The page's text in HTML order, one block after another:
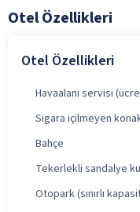
Otel Özellikleri
Otel Özellikleri
Havaalanı servisi
Sigara içilmeyen
Bahçe
Tekerlekli sandalye
Otopark (sınırlı